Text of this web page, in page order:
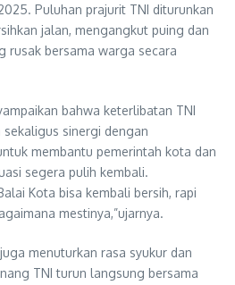
Puluhan prajurit TNI diturunkan
jalan, mengangkut puing dan
rusak bersama warga secara
bahwa keterlibatan TNI
sinergi dengan
membantu pemerintah kota dan
segera pulih kembali.
Kota bisa kembali bersih, rapi
mestinya,”ujarnya.
menuturkan rasa syukur dan
TNI turun langsung bersama